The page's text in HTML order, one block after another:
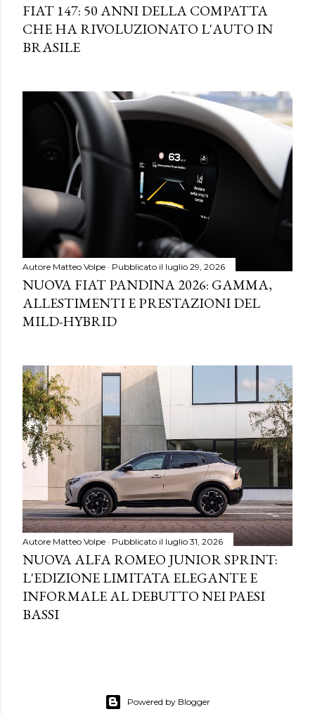
FIAT 147: 50 ANNI DELLA COMPATTA
CHE HA RIVOLUZIONATO L'AUTO IN
BRASILE
Autore Matteo Volpe Pubblicato il luglio 29, 2026
NUOVA FIAT PANDINA 2026: GAMMA,
ALLESTIMENTI E PRESTAZIONI DEL
MILD-HYBRID
Autore Matteo Volpe Pubblicato il luglio 31, 2026
NUOVA ALFA ROMEO JUNIOR SPRINT:
L'EDIZIONE LIMITATA ELEGANTE E
INFORMALE AL DEBUTTO NEI PAESI
BASSI
Powered by Blogger